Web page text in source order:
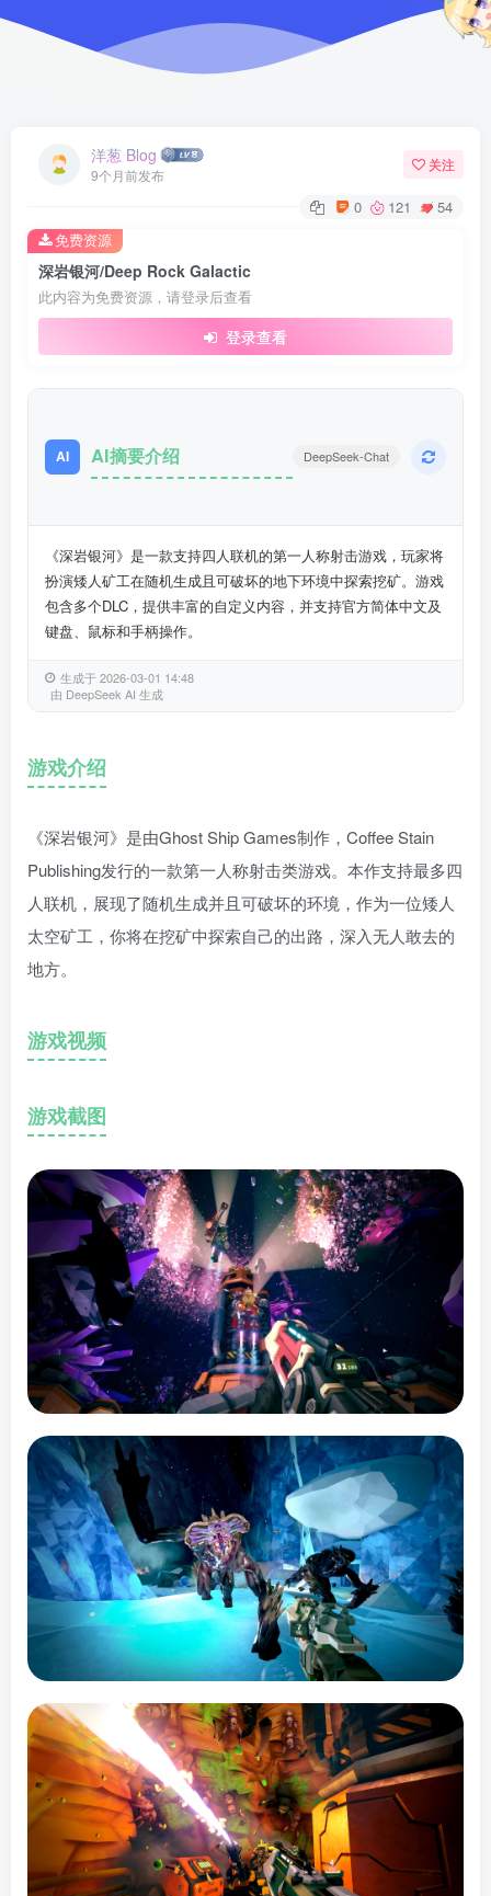
洋葱 Blog
9个月前发布
关注
0 121 54
深岩银河/Deep Rock Galactic
此内容为免费资源，请登录后查看
登录查看
免费资源
AI AI摘要介绍 DeepSeek-Chat
《深岩银河》是一款支持四人联机的第一人称射击游戏，玩家将
扮演矮人矿工在随机生成且可破坏的地下环境中探索挖矿。游戏
包含多个DLC，提供丰富的自定义内容，并支持官方简体中文及
键盘、鼠标和手柄操作。
生成于 2026-03-01 14:48
由 DeepSeek AI 生成
游戏介绍
《深岩银河》是由Ghost Ship Games制作，Coffee Stain
Publishing发行的一款第一人称射击类游戏。本作支持最多四
人联机，展现了随机生成并且可破坏的环境，作为一位矮人
太空矿工，你将在挖矿中探索自己的出路，深入无人敢去的
地方。
游戏视频
游戏截图